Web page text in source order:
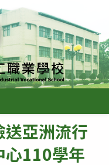
亞洲流行
心110學年